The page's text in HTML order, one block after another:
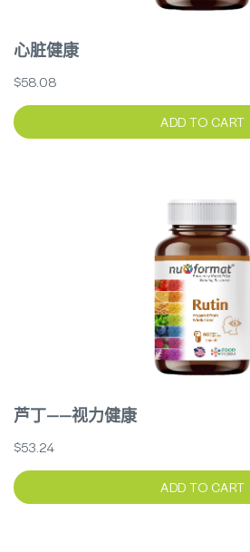
心脏健康
$58.08
ADD TO CART
芦丁——视力健康
$53.24
ADD TO CART